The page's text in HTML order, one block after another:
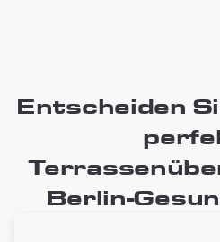
Entscheiden
Berlin-